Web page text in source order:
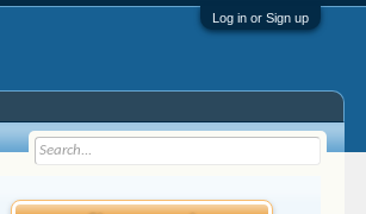
Log in or Sign up